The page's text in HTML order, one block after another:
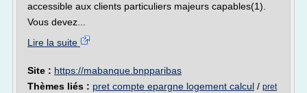
accessible aux clients particuliers majeurs capables(1).
Vous devez...
Lire la suite
Site : https://mabanque.bnpparibas
Thèmes liés : pret compte epargne logement calcul / pret